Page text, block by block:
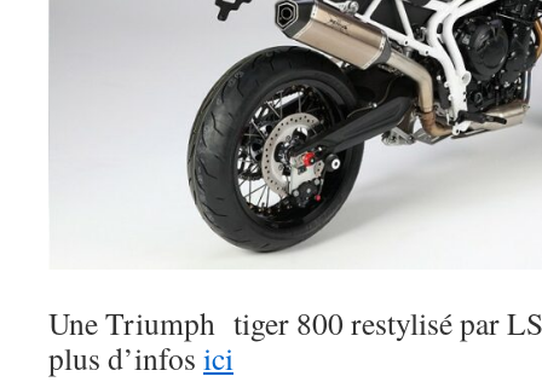
Une Triumph tiger 800 restylisé par
plus d’infos ici